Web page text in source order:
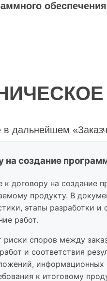
дальнейшем
__________, с
директора
Договора на
от ______
задание:
договору на создание
продукту. В
этапы разработки
работ.
риски споров между
и соответствия
информационных
к итоговому